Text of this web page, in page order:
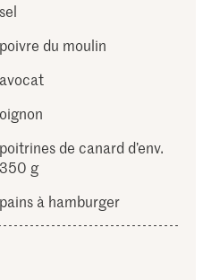
sel
poivre du moulin
avocat
oignon
poitrines de canard d’env.
350 g
pains à hamburger